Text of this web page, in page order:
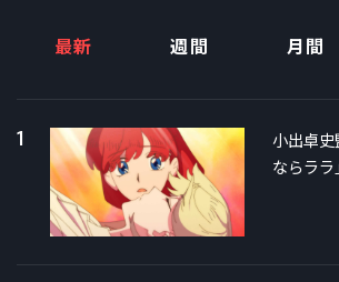
最新 週間 月間
1
小出卓
ならラ